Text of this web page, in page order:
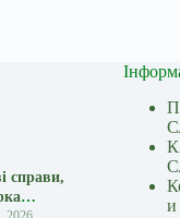
справи,
и